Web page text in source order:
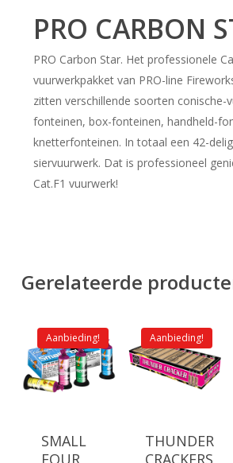
PRO CARBON
PRO Carbon Star. Het professionele
vuurwerkpakket van PRO-line
zitten verschillende soorten conische-
fonteinen, box-fonteinen, handheld-
knetterfonteinen. In totaal een 42-
siervuurwerk. Dat is professioneel
Cat.F1 vuurwerk!
Gerelateerde
Aanbieding!
SMALL
Aanbieding!
THUNDER